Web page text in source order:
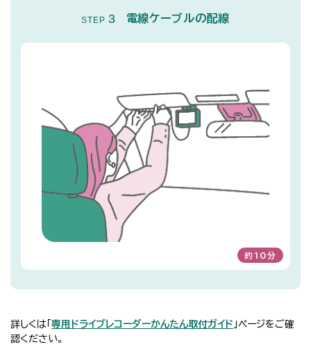
STEP 3 電線ケーブルの配線
約10分
詳しくは「 専用ドライブレコーダーかんたん取付ガイド 」ページをご確
認ください。